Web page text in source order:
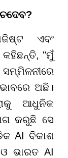
ଏବଂ
କହିଛନ୍ତି, "ମୁଁ
ଅଛି।
ଆଧୁନିକ
କରୁଛି ସେ
AI ବିକାଶ
ଭାରତ AI